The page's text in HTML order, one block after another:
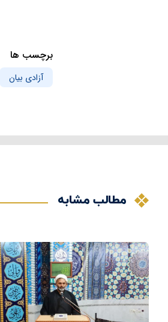
برچسب ها
آزادی بیان
مطالب مشابه